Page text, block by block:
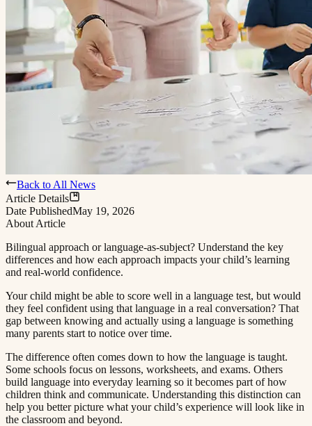
Back to All News
Article Details
Date PublishedMay 19, 2026
About Article
Bilingual approach or language-as-subject? Understand the key
differences and how each approach impacts your child’s learning
and real-world confidence.​​​​‌ ‍ ​‍​‍‌‍ ‌ ​‍‌‍‍‌‌‍‌ ‌‍‍‌‌‍ ‍​‍​‍​ ‍‍​‍​‍‌ ​ ‌‍​‌‌‍ ‍‌‍‍‌‌ ‌​‌ ‍‌​‍ ‍‌‍‍‌‌‍ ​‍​‍​‍ ​​‍​‍‌‍‍​‌ ​‍‌‍‌‌‌‍‌‍​‍​‍​ ‍‍​‍​‍​‍ ‌ ​ ‌ ‌​‌ ‌‌‌‍‌​‌‍‍‌‌‍ ​‍ ‌‍‍‌‌‍ ‍‌ ‌​‌‍‌‌‌‍ ‍‌ ‌​​‍ ‌‍‌‌‌‍‌​‌‍‍‌‌ ‌​​‍ ‌‍ ‌‌‍ ‌‍‌​‌‍‌‌​ ‌‌ ​​‌ ​‍‌‍‌‌‌ ​ ‌‍‌‌‌‍ ‍‌ ‌​‌‍​‌‌ ‌​‌‍‍‌‌‍ ‌‍ ‍​ ‍ ‌‍‍‌‌‍‌​​ ‌​ ‍​‌‍​‍​ ‌‍‌‍‌​​ ‌​​ ‍‌‌‍‌‌​ ‍‌​‍ ‌​ ​ ​ ‌​‌‍‌​‌‍‌​​‍ ‌​ ‌​​ ​‍​ ​ ​ ‌‍​‍ ‌​ ‍‌​ ​‍‌‍‌​​ ​‌​‍ ‌‌‍‌‌​ ​​‌‍‌‍​ ​‌‌‍‌‌​ ‍‌​ ‌‌​ ‌​‌‍​‍‌‍‌‍‌‍‌​​ ​‌​ ‍ ‌ ‌​‌ ‍‌‌ ​​‌‍‌‌​ ‌‌‍ ‍‌‍‌‌‌ ‌ ‌ ​ ​ ‍ ‌ ​​‌‍​‌‌ ‌​‌‍‍​​ ‌‌‍‌​‌‍‌‌‌ ​ ‌‍​ ‌ ​‍‌‍‍‌‌ ​​‌ ‌​‌‍‍‌‌‍ ‌‍ ‍​ ‌‍​‍‌‍​‌‌ ​ ‌‍‌‌‌‌‌‌‌ ​‍‌‍ ​​ ‌​‍‌‌​ ​‍‌​‌‍‌ ​ ‌ ‌​‌ ‌‌‌‍‌​‌‍‍‌‌‍ ​‍‌‍‌‍‍‌‌‍‌​​ ‌​ ‍​‌‍​‍​ ‌‍‌‍‌​​ ‌​​ ‍‌‌‍‌‌​ ‍‌​‍ ‌​ ​ ​ ‌​‌‍‌​‌‍‌​​‍ ‌​ ‌​​ ​‍​ ​ ​ ‌‍​‍ ‌​ ‍‌​ ​‍‌‍‌​​ ​‌​‍ ‌‌‍‌‌​ ​​‌‍‌‍​ ​‌‌‍‌‌​ ‍‌​ ‌‌​ ‌​‌‍​‍‌‍‌‍‌‍‌​​ ​‌​‍‌‍‌ ‌​‌ ‍‌‌ ​​‌‍‌‌​ ‌‌‍ ‍‌‍‌‌‌ ‌ ‌ ​ ​‍‌‍‌ ​​‌‍​‌‌ ‌​‌‍‍​​ ‌‌‍‌​‌‍‌‌‌ ​ ‌‍​ ‌ ​‍‌‍‍‌‌ ​​‌ ‌​‌‍‍‌‌‍ ‌‍ ‍​‍‌‍‌ ​​‌‍‌‌‌ ​‍‌ ​ ‌ ​​‌‍‌‌‌‍​ ‌ ‌​‌‍‍‌‌ ‌‍‌‍‌‌​ ‌‌ ​​‌ ‌‌‌‍​‍‌‍ ​‌‍‍‌‌ ​ ‌‍‍​‌‍‌‌‌‍‌​​‍​‍‌ ‌
Your child might be able to score well in a language test, but would
they feel confident using that language in a real conversation? That
gap between knowing and actually using a language is something
many parents start to notice over time.​​​​‌ ‍ ​‍​‍‌‍ ‌ ​‍‌‍‍‌‌‍‌ ‌‍‍‌‌‍ ‍​‍​‍​ ‍‍​‍​‍‌ ​ ‌‍​‌‌‍ ‍‌‍‍‌‌ ‌​‌ ‍‌​‍ ‍‌‍‍‌‌‍ ​‍​‍​‍ ​​‍​‍‌‍‍​‌ ​‍‌‍‌‌‌‍‌‍​‍​‍​ ‍‍​‍​‍​‍ ‌ ​ ‌ ‌​‌ ‌‌‌‍‌​‌‍‍‌‌‍ ​‍ ‌‍‍‌‌‍ ‍‌ ‌​‌‍‌‌‌‍ ‍‌ ‌​​‍ ‌‍‌‌‌‍‌​‌‍‍‌‌ ‌​​‍ ‌‍ ‌‌‍ ‌‍‌​‌‍‌‌​ ‌‌ ​​‌ ​‍‌‍‌‌‌ ​ ‌‍‌‌‌‍ ‍‌ ‌​‌‍​‌‌ ‌​‌‍‍‌‌‍ ‌‍ ‍​ ‍ ‌‍‍‌‌‍‌​​ ‌​ ‍​‌‍​‍​ ‌‍‌‍‌​​ ‌​​ ‍‌‌‍‌‌​ ‍‌​‍ ‌​ ​ ​ ‌​‌‍‌​‌‍‌​​‍ ‌​ ‌​​ ​‍​ ​ ​ ‌‍​‍ ‌​ ‍‌​ ​‍‌‍‌​​ ​‌​‍ ‌‌‍‌‌​ ​​‌‍‌‍​ ​‌‌‍‌‌​ ‍‌​ ‌‌​ ‌​‌‍​‍‌‍‌‍‌‍‌​​ ​‌​ ‍ ‌ ‌​‌ ‍‌‌ ​​‌‍‌‌​ ‌‌‍ ‍‌‍‌‌‌ ‌ ‌ ​ ​ ‍ ‌ ​​‌‍​‌‌ ‌​‌‍‍​​ ‌‌‍​ ‌‍ ‌‍ ‍‌ ‌​‌‍‌‌‌‍ ‍‌ ‌​​‍‌‌​ ‌‌‌​​‍‌‌ ‌‍‍ ‌‍‌‌‌ ‍‌​‍‌‌​ ​ ‌​‌​​‍‌‌​ ​ ‌​‌​​‍‌‌​ ​‍​ ​‍‌‍​‌​ ‌ ​ ​ ‌‍​‌​ ‌ ​ ​‍​ ‌ ​ ‌‍‌‍‌‌​ ​ ​ ​‍‌‍‌​​‍‌‌​ ​‍​ ​‍​‍‌‌​ ‌‌‌​‌​​‍ ‍‌‍​ ‌‍‍​‌‍‍‌‌‍ ​‌‍‌​‌ ​‍‌‍‌‌‌‍ ‍​‍‌‌​ ‌‌‌​​‍‌‌ ‌‍‍ ‌‍‌‌‌ ‍‌​‍‌‌​ ​ ‌​‌​​‍‌‌​ ​ ‌​‌​​‍‌‌​ ​‍​ ​‍​ ‌​​ ​ ‌‍​‍‌‍‌​​ ‌​​ ​‌‌‍​‍​ ‌‍‌‍‌‌‌‍‌‌​ ‍‌‌‍​‌​‍‌‌​ ​‍​ ​‍​‍‌‌​ ‌‌‌​‌​​‍ ‍‌ ‌​‌‍‌‌‌ ‍​‌ ‌​​ ‌‍​‍‌‍​‌‌ ​ ‌‍‌‌‌‌‌‌‌ ​‍‌‍ ​​ ‌​‍‌‌​ ​‍‌​‌‍‌ ​ ‌ ‌​‌ ‌‌‌‍‌​‌‍‍‌‌‍ ​‍‌‍‌‍‍‌‌‍‌​​ ‌​ ‍​‌‍​‍​ ‌‍‌‍‌​​ ‌​​ ‍‌‌‍‌‌​ ‍‌​‍ ‌​ ​ ​ ‌​‌‍‌​‌‍‌​​‍ ‌​ ‌​​ ​‍​ ​ ​ ‌‍​‍ ‌​ ‍‌​ ​‍‌‍‌​​ ​‌​‍ ‌‌‍‌‌​ ​​‌‍‌‍​ ​‌‌‍‌‌​ ‍‌​ ‌‌​ ‌​‌‍​‍‌‍‌‍‌‍‌​​ ​‌​‍‌‍‌ ‌​‌ ‍‌‌ ​​‌‍‌‌​ ‌‌‍ ‍‌‍‌‌‌ ‌ ‌ ​ ​‍‌‍‌ ​​‌‍​‌‌ ‌​‌‍‍​​ ‌‌‍​ ‌‍ ‌‍ ‍‌ ‌​‌‍‌‌‌‍ ‍‌ ‌​​‍‌‌​ ‌‌‌​​‍‌‌ ‌‍‍ ‌‍‌‌‌ ‍‌​‍‌‌​ ​ ‌​‌​​‍‌‌​ ​ ‌​‌​​‍‌‌​ ​‍​ ​‍‌‍​‌​ ‌ ​ ​ ‌‍​‌​ ‌ ​ ​‍​ ‌ ​ ‌‍‌‍‌‌​ ​ ​ ​‍‌‍‌​​‍‌‌​ ​‍​ ​‍​‍‌‌​ ‌‌‌​‌​​‍ ‍‌‍​ ‌‍‍​‌‍‍‌‌‍ ​‌‍‌​‌ ​‍‌‍‌‌‌‍ ‍​‍‌‌​ ‌‌‌​​‍‌‌ ‌‍‍ ‌‍‌‌‌ ‍‌​‍‌‌​ ​ ‌​‌​​‍‌‌​ ​ ‌​‌​​‍‌‌​ ​‍​ ​‍​ ‌​​ ​ ‌‍​‍‌‍‌​​ ‌​​ ​‌‌‍​‍​ ‌‍‌‍‌‌‌‍‌‌​ ‍‌‌‍​‌​‍‌‌​ ​‍​ ​‍​‍‌‌​ ‌‌‌​‌​​‍ ‍‌ ‌​‌‍‌‌‌ ‍​‌ ‌​​‍‌‍‌ ​​‌‍‌‌‌ ​‍‌ ​ ‌ ​​‌‍‌‌‌‍​ ‌ ‌​‌‍‍‌‌ ‌‍‌‍‌‌​ ‌‌ ​​‌ ‌‌‌‍​‍‌‍ ​‌‍‍‌‌ ​ ‌‍‍​‌‍‌‌‌‍‌​​‍​‍‌ ‌
The difference often comes down to how the language is taught.
Some schools focus on lessons, worksheets, and exams. Others
build language into everyday learning so it becomes part of how
children think and communicate. Understanding this distinction can
help you better picture what your child’s experience will look like in
the classroom and beyond.​​​​‌ ‍ ​‍​‍‌‍ ‌ ​‍‌‍‍‌‌‍‌ ‌‍‍‌‌‍ ‍​‍​‍​ ‍‍​‍​‍‌ ​ ‌‍​‌‌‍ ‍‌‍‍‌‌ ‌​‌ ‍‌​‍ ‍‌‍‍‌‌‍ ​‍​‍​‍ ​​‍​‍‌‍‍​‌ ​‍‌‍‌‌‌‍‌‍​‍​‍​ ‍‍​‍​‍​‍ ‌ ​ ‌ ‌​‌ ‌‌‌‍‌​‌‍‍‌‌‍ ​‍ ‌‍‍‌‌‍ ‍‌ ‌​‌‍‌‌‌‍ ‍‌ ‌​​‍ ‌‍‌‌‌‍‌​‌‍‍‌‌ ‌​​‍ ‌‍ ‌‌‍ ‌‍‌​‌‍‌‌​ ‌‌ ​​‌ ​‍‌‍‌‌‌ ​ ‌‍‌‌‌‍ ‍‌ ‌​‌‍​‌‌ ‌​‌‍‍‌‌‍ ‌‍ ‍​ ‍ ‌‍‍‌‌‍‌​​ ‌​ ‍​‌‍​‍​ ‌‍‌‍‌​​ ‌​​ ‍‌‌‍‌‌​ ‍‌​‍ ‌​ ​ ​ ‌​‌‍‌​‌‍‌​​‍ ‌​ ‌​​ ​‍​ ​ ​ ‌‍​‍ ‌​ ‍‌​ ​‍‌‍‌​​ ​‌​‍ ‌‌‍‌‌​ ​​‌‍‌‍​ ​‌‌‍‌‌​ ‍‌​ ‌‌​ ‌​‌‍​‍‌‍‌‍‌‍‌​​ ​‌​ ‍ ‌ ‌​‌ ‍‌‌ ​​‌‍‌‌​ ‌‌‍ ‍‌‍‌‌‌ ‌ ‌ ​ ​ ‍ ‌ ​​‌‍​‌‌ ‌​‌‍‍​​ ‌‌‍​ ‌‍ ‌‍ ‍‌ ‌​‌‍‌‌‌‍ ‍‌ ‌​​‍‌‌​ ‌‌‌​​‍‌‌ ‌‍‍ ‌‍‌‌‌ ‍‌​‍‌‌​ ​ ‌​‌​​‍‌‌​ ​ ‌​‌​​‍‌‌​ ​‍​ ​‍‌‍‌‍‌‍‌‍​ ​‍​ ​‍‌‍‌​​ ​‌​ ​‌​ ‌‌‌‍​‍​ ​​​ ‍‌‌‍​‌​‍‌‌​ ​‍​ ​‍​‍‌‌​ ‌‌‌​‌​​‍ ‍‌‍​ ‌‍‍​‌‍‍‌‌‍ ​‌‍‌​‌ ​‍‌‍‌‌‌‍ ‍​‍‌‌​ ‌‌‌​​‍‌‌ ‌‍‍ ‌‍‌‌‌ ‍‌​‍‌‌​ ​ ‌​‌​​‍‌‌​ ​ ‌​‌​​‍‌‌​ ​‍​ ​‍‌‍​‌​ ‌‌​ ‍​​ ‍​​ ‍​‌‍​‍​ ‌‍​ ‌‌​ ​​​ ‌‍​ ‍​​ ​​​‍‌‌​ ​‍​ ​‍​‍‌‌​ ‌‌‌​‌​​‍ ‍‌ ‌​‌‍‌‌‌ ‍​‌ ‌​​ ‌‍​‍‌‍​‌‌ ​ ‌‍‌‌‌‌‌‌‌ ​‍‌‍ ​​ ‌​‍‌‌​ ​‍‌​‌‍‌ ​ ‌ ‌​‌ ‌‌‌‍‌​‌‍‍‌‌‍ ​‍‌‍‌‍‍‌‌‍‌​​ ‌​ ‍​‌‍​‍​ ‌‍‌‍‌​​ ‌​​ ‍‌‌‍‌‌​ ‍‌​‍ ‌​ ​ ​ ‌​‌‍‌​‌‍‌​​‍ ‌​ ‌​​ ​‍​ ​ ​ ‌‍​‍ ‌​ ‍‌​ ​‍‌‍‌​​ ​‌​‍ ‌‌‍‌‌​ ​​‌‍‌‍​ ​‌‌‍‌‌​ ‍‌​ ‌‌​ ‌​‌‍​‍‌‍‌‍‌‍‌​​ ​‌​‍‌‍‌ ‌​‌ ‍‌‌ ​​‌‍‌‌​ ‌‌‍ ‍‌‍‌‌‌ ‌ ‌ ​ ​‍‌‍‌ ​​‌‍​‌‌ ‌​‌‍‍​​ ‌‌‍​ ‌‍ ‌‍ ‍‌ ‌​‌‍‌‌‌‍ ‍‌ ‌​​‍‌‌​ ‌‌‌​​‍‌‌ ‌‍‍ ‌‍‌‌‌ ‍‌​‍‌‌​ ​ ‌​‌​​‍‌‌​ ​ ‌​‌​​‍‌‌​ ​‍​ ​‍‌‍‌‍‌‍‌‍​ ​‍​ ​‍‌‍‌​​ ​‌​ ​‌​ ‌‌‌‍​‍​ ​​​ ‍‌‌‍​‌​‍‌‌​ ​‍​ ​‍​‍‌‌​ ‌‌‌​‌​​‍ ‍‌‍​ ‌‍‍​‌‍‍‌‌‍ ​‌‍‌​‌ ​‍‌‍‌‌‌‍ ‍​‍‌‌​ ‌‌‌​​‍‌‌ ‌‍‍ ‌‍‌‌‌ ‍‌​‍‌‌​ ​ ‌​‌​​‍‌‌​ ​ ‌​‌​​‍‌‌​ ​‍​ ​‍‌‍​‌​ ‌‌​ ‍​​ ‍​​ ‍​‌‍​‍​ ‌‍​ ‌‌​ ​​​ ‌‍​ ‍​​ ​​​‍‌‌​ ​‍​ ​‍​‍‌‌​ ‌‌‌​‌​​‍ ‍‌ ‌​‌‍‌‌‌ ‍​‌ ‌​​‍‌‍‌ ​​‌‍‌‌‌ ​‍‌ ​ ‌ ​​‌‍‌‌‌‍​ ‌ ‌​‌‍‍‌‌ ‌‍‌‍‌‌​ ‌‌ ​​‌ ‌‌‌‍​‍‌‍ ​‌‍‍‌‌ ​ ‌‍‍​‌‍‌‌‌‍‌​​‍​‍‌ ‌